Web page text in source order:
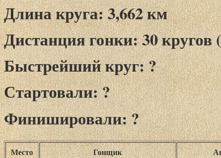
Длина круга: 3,662 км
Дистанция гонки: 30 кругов
Быстрейший круг: ?
Стартовали: ?
Финишировали: ?
Место Гонщик